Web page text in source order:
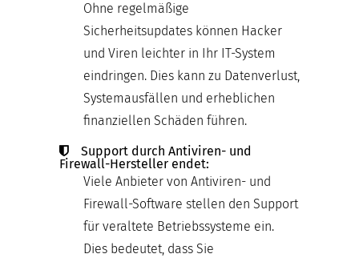
Ohne regelmäßige
Sicherheitsupdates können Hacker
und Viren leichter in Ihr IT-System
eindringen. Dies kann zu Datenverlust,
Systemausfällen und erheblichen
finanziellen Schäden führen.
Support durch Antiviren- und
Firewall-Hersteller endet:
Viele Anbieter von Antiviren- und
Firewall-Software stellen den Support
für veraltete Betriebssysteme ein.
Dies bedeutet, dass Sie